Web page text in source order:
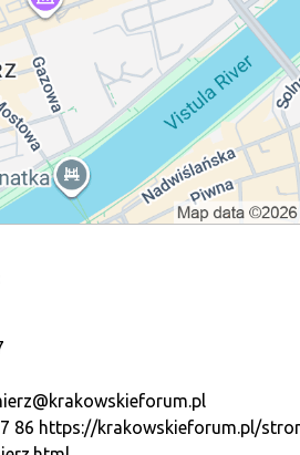
86 https://krakowskieforum.pl/